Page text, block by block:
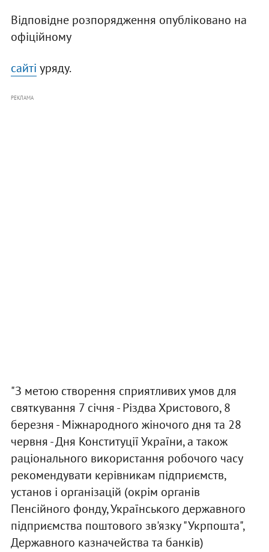
Відповідне розпорядження опубліковано на
офіційному
сайті уряду.
РЕКЛАМА
"З метою створення сприятливих умов для
святкування 7 січня - Різдва Христового, 8
березня - Міжнародного жіночого дня та 28
червня - Дня Конституції України, а також
раціонального використання робочого часу
рекомендувати керівникам підприємств,
установ і організацій (окрім органів
Пенсійного фонду, Українського державного
підприємства поштового зв'язку "Укрпошта",
Державного казначейства та банків)